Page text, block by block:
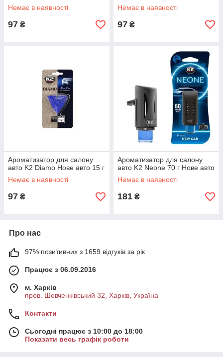
Немає в наявності
97 ₴
Немає в наявності
97 ₴
Ароматизатор для салону
авто K2 Diamo Нове авто 15 г
Немає в наявності
97 ₴
Ароматизатор для салону
авто K2 Neone 70 г Нове авто
Немає в наявності
181 ₴
Про нас
97% позитивних з 1659 відгуків за рік
Працює з 06.09.2016
м. Харків
пров. Шевченківський 32, Харків, Україна
Контакти
Сьогодні працює з 10:00 до 18:00
Показати весь графік роботи